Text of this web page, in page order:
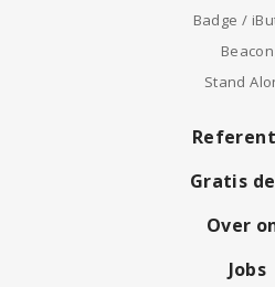
Badge /
Beacon
Stand
Gratis
Over
Jobs